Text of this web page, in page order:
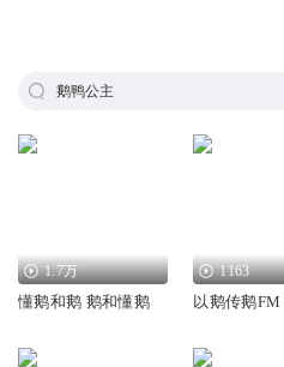
鹅鸭公主
1.7万
懂鹅和鹅 鹅和懂鹅
1163
以鹅传鹅FM